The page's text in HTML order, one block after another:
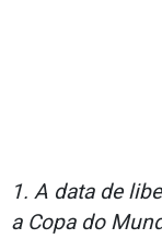
1. A data de
a Copa do